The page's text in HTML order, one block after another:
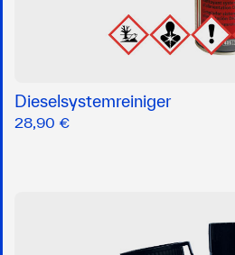
Dieselsystemreiniger
28,90 €